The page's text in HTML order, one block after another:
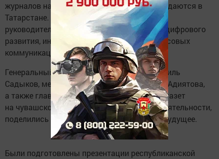
журналов на чувашских языках, которые издаются в
Татарстане. На презентации участвовали
руководители и сотрудники Министерства цифрового
развития, информационной политики и массовых
коммуникаций Чувашии.
Генеральный директор АО «Татмедиа» Шамиль
Садыков, медиадиректор холдинга Альфия Адиятова,
а также главные редакторы и журналисты газет
на чувашском языке рассказали о своей деятельности,
поделились опытом работы и планами на будущее.
Были подготовлены презентации республиканской